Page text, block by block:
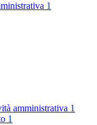
1
amministrativa 1
1